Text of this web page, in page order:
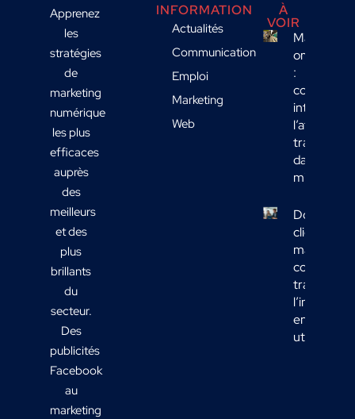
Apprenez
les
stratégies
de
marketing
numérique
les plus
efficaces
auprès
des
meilleurs
et des
plus
brillants
du
secteur.
Des
publicités
Facebook
au
marketing
INFORMATION
Actualités
Communication
Emploi
Marketing
Web
À
VOIR
Marketing
omnicanal
:
comment
intégrer
l’affichage
transport
dans votre
mix média
Données
clients
marketing :
comment
en actions
utiles ?